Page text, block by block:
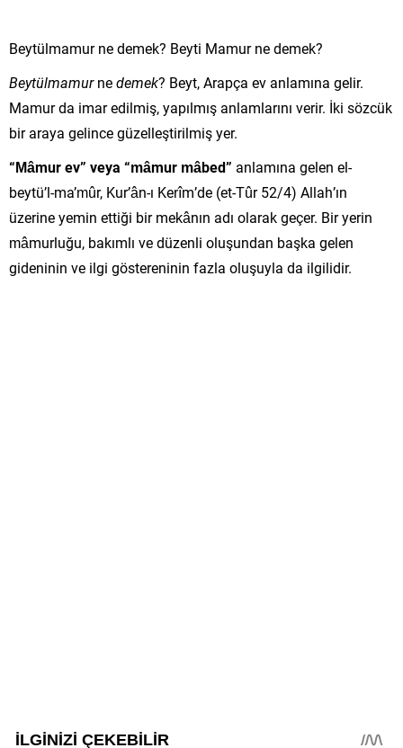
Beytülmamur ne demek? Beyti Mamur ne demek?
Beytülmamurnedemek? Beyt, Arapça ev anlamına gelir.
Mamur da imar edilmiş, yapılmış anlamlarını verir. İki sözcük
bir araya gelince güzelleştirilmiş yer.
“Mâmur ev” veya “mâmur mâbed” anlamına gelen el-
beytü’l-ma’mûr, Kur’ân-ı Kerîm’de (et-Tûr 52/4) Allah’ın
üzerine yemin ettiği bir mekânın adı olarak geçer. Bir yerin
mâmurluğu, bakımlı ve düzenli oluşundan başka gelen
gideninin ve ilgi göstereninin fazla oluşuyla da ilgilidir.